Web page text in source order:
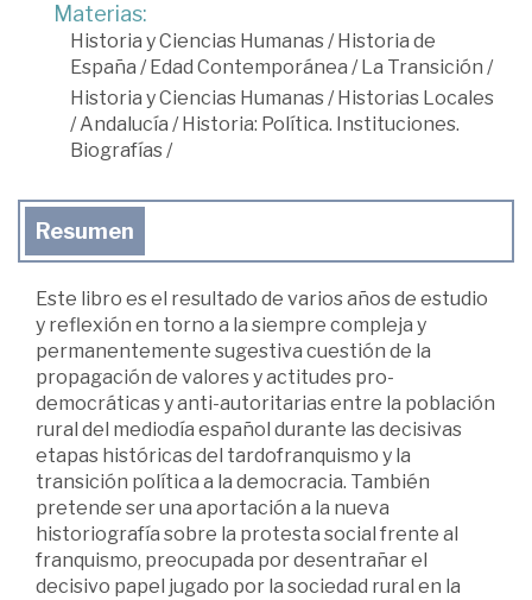
Materias:
Historia y Ciencias Humanas/ Historia de
España / Edad Contemporánea / La Transición /
Historia y Ciencias Humanas/ Historias Locales
/Andalucía / Historia: Política. Instituciones.
Biografías/
Resumen
Este libro es el resultado de varios años de estudio
y reflexión en torno a la siempre compleja y
permanentemente sugestiva cuestión de la
propagación de valores y actitudes pro-
democráticas y anti-autoritarias entre la población
rural del mediodía español durante las decisivas
etapas históricas del tardofranquismo y la
transición política a la democracia. También
pretende ser una aportación a la nueva
historiografía sobre la protesta social frente al
franquismo, preocupada por desentrañar el
decisivo papel jugado por la sociedad rural en la